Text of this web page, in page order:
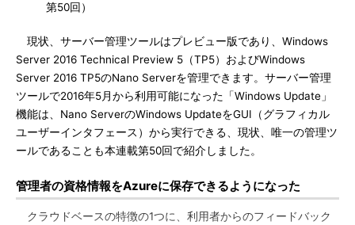
第50回）
現状、サーバー管理ツールはプレビュー版であり、Windows
Server 2016 Technical Preview 5（TP5）およびWindows
Server 2016 TP5のNano Serverを管理できます。サーバー管理
ツールで2016年5月から利用可能になった「Windows Update」
機能は、Nano ServerのWindows UpdateをGUI（グラフィカル
ユーザーインタフェース）から実行できる、現状、唯一の管理ツ
ールであることも本連載第50回で紹介しました。
管理者の資格情報をAzureに保存できるようになった
クラウドベースの特徴の1つに、利用者からのフィードバック